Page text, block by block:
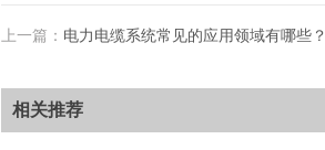
上一篇： 电力电缆系统常见的应用领域有哪些？
相关推荐